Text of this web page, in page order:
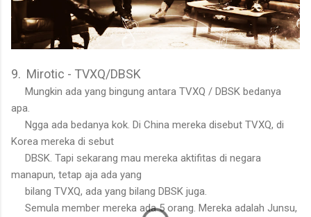
9. Mirotic - TVXQ/DBSK
Mungkin ada yang bingung antara TVXQ / DBSK bedanya
apa.
Ngga ada bedanya kok. Di China mereka disebut TVXQ, di
Korea mereka di sebut
DBSK. Tapi sekarang mau mereka aktifitas di negara
manapun, tetap aja ada yang
bilang TVXQ, ada yang bilang DBSK juga.
Semula member mereka ada 5 orang. Mereka adalah Junsu,